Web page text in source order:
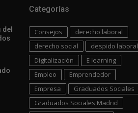
del
Categorías
Consejos
derecho laboral
derecho social
despido laboral
Digitalización
E learning
Empleo
Emprendedor
Empresa
Graduados Sociales
Graduados Sociales Madrid